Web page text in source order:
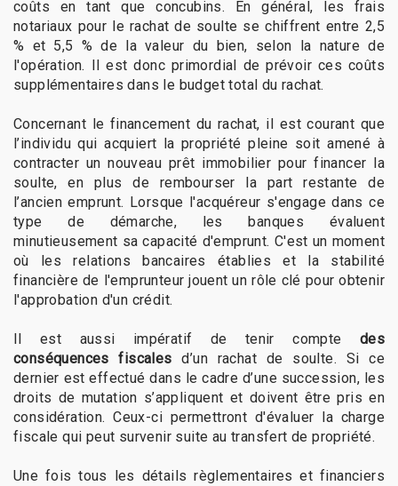
coûts en tant que concubins. En général, les frais
notariaux pour le rachat de soulte se chiffrent entre 2,5
% et 5,5 % de la valeur du bien, selon la nature de
l'opération. Il est donc primordial de prévoir ces coûts
supplémentaires dans le budget total du rachat.
Concernant le financement du rachat, il est courant que
l’individu qui acquiert la propriété pleine soit amené à
contracter un nouveau prêt immobilier pour financer la
soulte, en plus de rembourser la part restante de
l’ancien emprunt. Lorsque l'acquéreur s'engage dans ce
type de démarche, les banques évaluent
minutieusement sa capacité d'emprunt. C'est un moment
où les relations bancaires établies et la stabilité
financière de l'emprunteur jouent un rôle clé pour obtenir
l'approbation d'un crédit.
Il est aussi impératif de tenir compte des
conséquences fiscales d’un rachat de soulte. Si ce
dernier est effectué dans le cadre d’une succession, les
droits de mutation s’appliquent et doivent être pris en
considération. Ceux-ci permettront d'évaluer la charge
fiscale qui peut survenir suite au transfert de propriété.
Une fois tous les détails règlementaires et financiers